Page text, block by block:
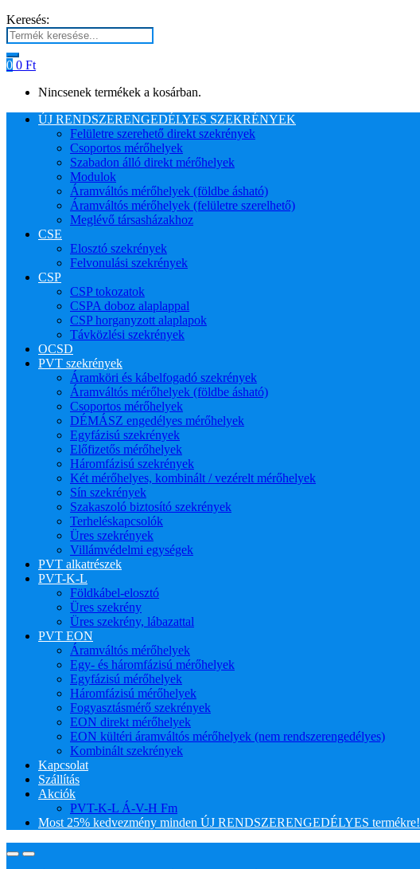
Keresés:
0 0 Ft
Nincsenek termékek a kosárban.
ÚJ RENDSZERENGEDÉLYES SZEKRÉNYEK
Felületre szerehető direkt szekrények
Csoportos mérőhelyek
Szabadon álló direkt mérőhelyek
Modulok
Áramváltós mérőhelyek (földbe ásható)
Áramváltós mérőhelyek (felületre szerelhető)
Meglévő társasházakhoz
CSE
Elosztó szekrények
Felvonulási szekrények
CSP
CSP tokozatok
CSPA doboz alaplappal
CSP horganyzott alaplapok
Távközlési szekrények
OCSD
PVT szekrények
Áramköri és kábelfogadó szekrények
Áramváltós mérőhelyek (földbe ásható)
Csoportos mérőhelyek
DÉMÁSZ engedélyes mérőhelyek
Egyfázisú szekrények
Előfizetős mérőhelyek
Háromfázisú szekrények
Két mérőhelyes, kombinált / vezérelt mérőhelyek
Sín szekrények
Szakaszoló biztosító szekrények
Terheléskapcsolók
Üres szekrények
Villámvédelmi egységek
PVT alkatrészek
PVT-K-L
Földkábel-elosztó
Üres szekrény
Üres szekrény, lábazattal
PVT EON
Áramváltós mérőhelyek
Egy- és háromfázisú mérőhelyek
Egyfázisú mérőhelyek
Háromfázisú mérőhelyek
Fogyasztásmérő szekrények
EON direkt mérőhelyek
EON kültéri áramváltós mérőhelyek (nem rendszerengedélyes)
Kombinált szekrények
Kapcsolat
Szállítás
Akciók
PVT-K-L Á-V-H Fm
Most 25% kedvezmény minden ÚJ RENDSZERENGEDÉLYES termékre!